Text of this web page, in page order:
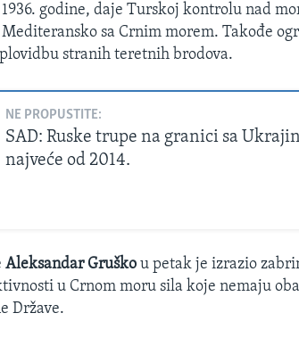
godine, daje Turskoj kontrolu nad
sa Crnim morem. Takođe
stranih teretnih brodova.
NE PROPUSTITE:
SAD: Ruske trupe na granici sa
najveće od 2014.
Aleksandar Gruško u petak je izrazio
u Crnom moru sila koje nemaju
Države.